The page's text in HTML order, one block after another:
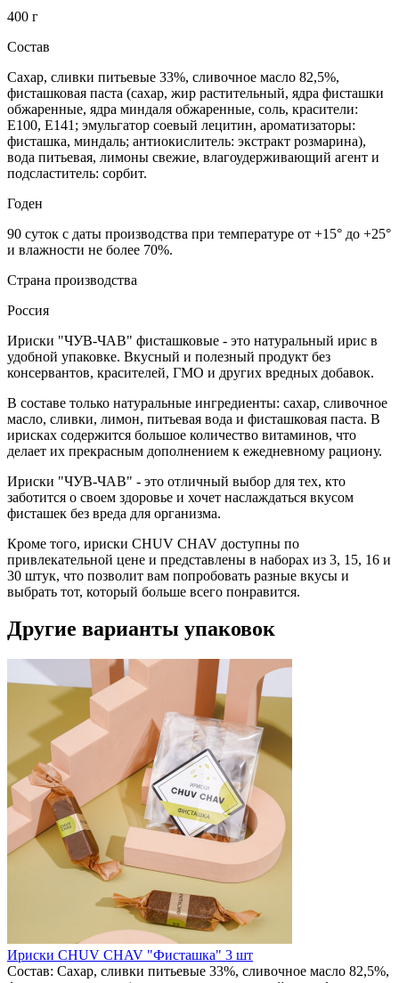
400 г
Состав
Сахар, сливки питьевые 33%, сливочное масло 82,5%,
фисташковая паста (сахар, жир растительный, ядра фисташки
обжаренные, ядра миндаля обжаренные, соль, красители:
E100, E141; эмульгатор соевый лецитин, ароматизаторы:
фисташка, миндаль; антиокислитель: экстракт розмарина),
вода питьевая, лимоны свежие, влагоудерживающий агент и
подсластитель: сорбит.
Годен
90 суток с даты производства при температуре от +15° до +25°
и влажности не более 70%.
Страна производства
Россия
Ириски "ЧУВ-ЧАВ" фисташковые - это натуральный ирис в
удобной упаковке. Вкусный и полезный продукт без
консервантов, красителей, ГМО и других вредных добавок.
В составе только натуральные ингредиенты: сахар, сливочное
масло, сливки, лимон, питьевая вода и фисташковая паста. В
ирисках содержится большое количество витаминов, что
делает их прекрасным дополнением к ежедневному рациону.
Ириски "ЧУВ-ЧАВ" - это отличный выбор для тех, кто
заботится о своем здоровье и хочет наслаждаться вкусом
фисташек без вреда для организма.
Кроме того, ириски CHUV CHAV доступны по
привлекательной цене и представлены в наборах из 3, 15, 16 и
30 штук, что позволит вам попробовать разные вкусы и
выбрать тот, который больше всего понравится.
Другие варианты упаковок
Ириски CHUV CHAV "Фисташка" 3 шт
Состав: Сахар, сливки питьевые 33%, сливочное масло 82,5%,